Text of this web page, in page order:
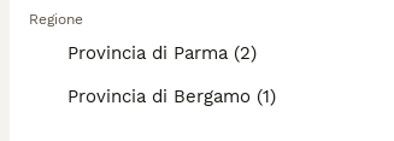
Regione
Provincia di Parma (2)
Provincia di Bergamo (1)